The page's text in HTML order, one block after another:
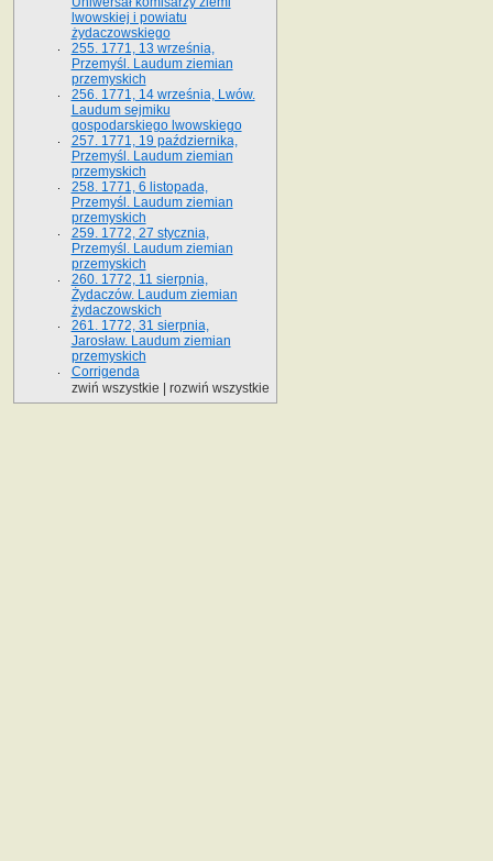
lwowskiej i powiatu
żydaczowskiego
255. 1771, 13 września,
Przemyśl. Laudum ziemian
przemyskich
256. 1771, 14 września, Lwów.
Laudum sejmiku
gospodarskiego lwowskiego
257. 1771, 19 października,
Przemyśl. Laudum ziemian
przemyskich
258. 1771, 6 listopada,
Przemyśl. Laudum ziemian
przemyskich
259. 1772, 27 stycznia,
Przemyśl. Laudum ziemian
przemyskich
260. 1772, 11 sierpnia,
Żydaczów. Laudum ziemian
żydaczowskich
261. 1772, 31 sierpnia,
Jarosław. Laudum ziemian
przemyskich
Corrigenda
zwiń wszystkie
rozwiń wszystkie